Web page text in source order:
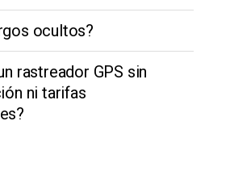
ocultos?
rastreador GPS sin
ni tarifas